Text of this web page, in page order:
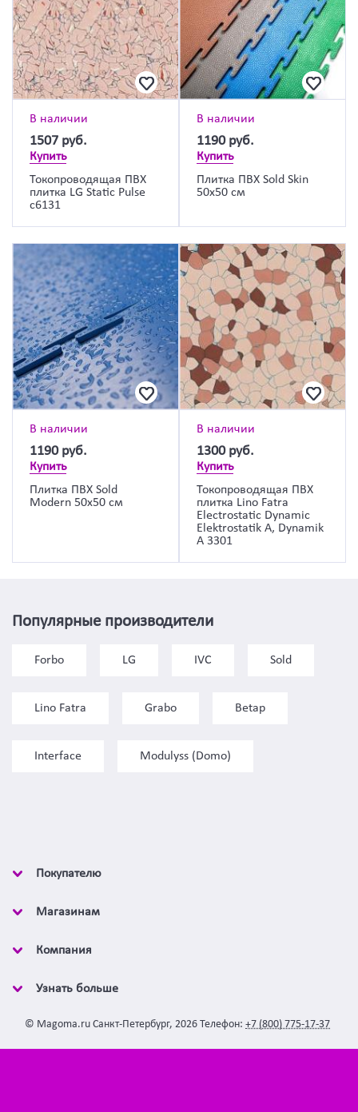
В наличии
1507 руб.
Купить
Токопроводящая ПВХ
плитка LG Static Pulse
c6131
В наличии
1190 руб.
Купить
Плитка ПВХ Sold Skin
50х50 см
В наличии
1190 руб.
Купить
Плитка ПВХ Sold
Modern 50х50 см
В наличии
1300 руб.
Купить
Токопроводящая ПВХ
плитка Lino Fatra
Electrostatic Dynamic
Elektrostatik A, Dynamik
A 3301
Популярные производители
Forbo LG IVC Sold
Lino Fatra Grabo Betap
Interface Modulyss (Domo)
Покупателю
Магазинам
Компания
Узнать больше
© Magoma.ru Санкт-Петербург, 2026 Телефон: +7 (800) 775-17-37